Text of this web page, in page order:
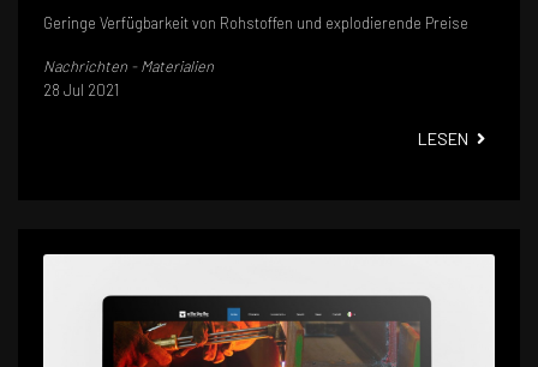
Geringe Verfügbarkeit von Rohstoffen und explodierende Preise
Nachrichten - Materialien
28 Jul 2021
LESEN